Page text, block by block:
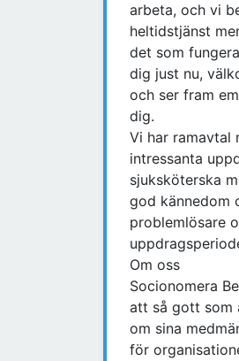
arbeta, och vi
heltidstjänst
det som
dig just nu,
och ser fram
dig.
Vi har ramavtal
intressanta
sjuksköterska
god kännedom
problemlösare
Om oss
Socionomera
att så gott som
om sina
för